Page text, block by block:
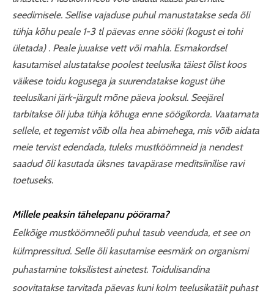
seedimisele. Sellise vajaduse puhul manustatakse seda õli
tühja kõhu peale 1-3 tl päevas enne sööki (kogust ei tohi
ületada) . Peale juuakse vett või mahla. Esmakordsel
kasutamisel alustatakse poolest teelusika täiest õlist koos
väikese toidu kogusega ja suurendatakse kogust ühe
teelusikani järk-järgult mõne päeva jooksul. Seejärel
tarbitakse õli juba tühja kõhuga enne söögikorda. Vaatamata
sellele, et tegemist võib olla hea abimehega, mis võib aidata
meie tervist edendada, tuleks mustköömneid ja nendest
saadud õli kasutada üksnes tavapärase meditsiinilise ravi
toetuseks.
Millele peaksin tähelepanu pöörama?
Eelkõige mustköömneõli puhul tasub veenduda, et see on
külmpressitud. Selle õli kasutamise eesmärk on organismi
puhastamine toksilistest ainetest. Toidulisandina
soovitatakse tarvitada päevas kuni kolm teelusikatäit puhast